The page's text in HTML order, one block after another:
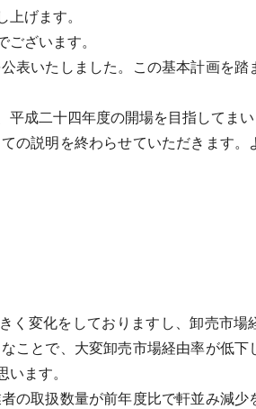
げます。
ざいます。
表いたしました。この基本計画を踏
成二十四年度の開場を目指してまい
の説明を終わらせていただきます。
変化をしておりますし、卸売市場
ことで、大変卸売市場経由率が低下
ます。
取扱数量が前年度比で軒並み減少